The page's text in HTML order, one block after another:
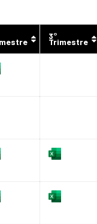
3°
Trimestre